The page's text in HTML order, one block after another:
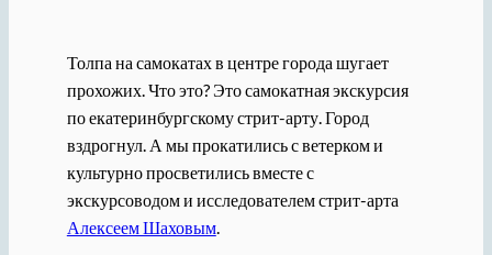
Толпа на самокатах в центре города шугает
прохожих. Что это? Это самокатная экскурсия
по екатеринбургскому стрит-арту. Город
вздрогнул. А мы прокатились с ветерком и
культурно просветились вместе с
экскурсоводом и исследователем стрит-арта
Алексеем Шаховым.